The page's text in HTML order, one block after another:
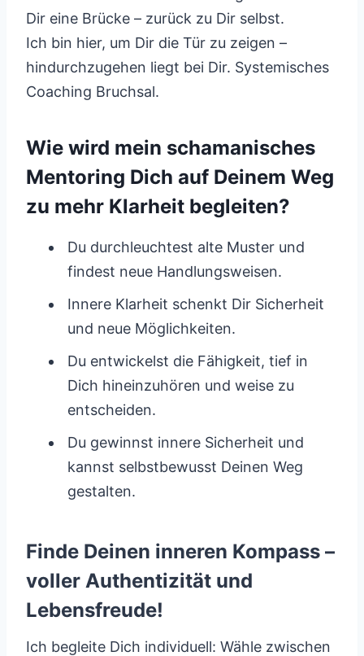
Dir eine Brücke – zurück zu Dir selbst.
Ich bin hier, um Dir die Tür zu zeigen –
hindurchzugehen liegt bei Dir. Systemisches
Coaching Bruchsal.
Wie wird mein schamanisches
Mentoring Dich auf Deinem Weg
zu mehr Klarheit begleiten?
Du durchleuchtest alte Muster und
findest neue Handlungsweisen.
Innere Klarheit schenkt Dir Sicherheit
und neue Möglichkeiten.
Du entwickelst die Fähigkeit, tief in
Dich hineinzuhören und weise zu
entscheiden.
Du gewinnst innere Sicherheit und
kannst selbstbewusst Deinen Weg
gestalten.
Finde Deinen inneren Kompass –
voller Authentizität und
Lebensfreude!
Ich begleite Dich individuell: Wähle zwischen